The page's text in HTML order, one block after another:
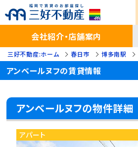
会社紹介・店舗案内
三好不動産:ホーム 春日市 博多南駅
アンベールヌフの賃貸情報
アンベールヌフの物件詳細
アパート